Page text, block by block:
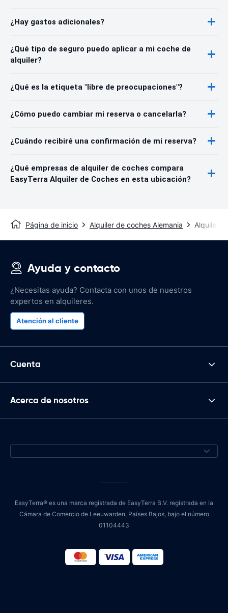
¿Hay gastos adicionales?
¿Qué tipo de seguro puedo aplicar a mi coche de
alquiler?
¿Qué es la etiqueta "libre de preocupaciones"?
¿Cómo puedo cambiar mi reserva o cancelarla?
¿Cuándo recibiré una confirmación de mi reserva?
¿Qué empresas de alquiler de coches compara
EasyTerra Alquiler de Coches en esta ubicación?
Página de inicio Alquiler de coches Alemania Alquiler
Ayuda y contacto
¿Necesitas ayuda? Contacta con unos de nuestros
expertos en alquileres.
Atención al cliente
Cuenta
Acerca de nosotros
EasyTerra® es una marca registrada de EasyTerra B.V. registrada en la
Cámara de Comercio de Leeuwarden, Países Bajos, bajo el número
01104443